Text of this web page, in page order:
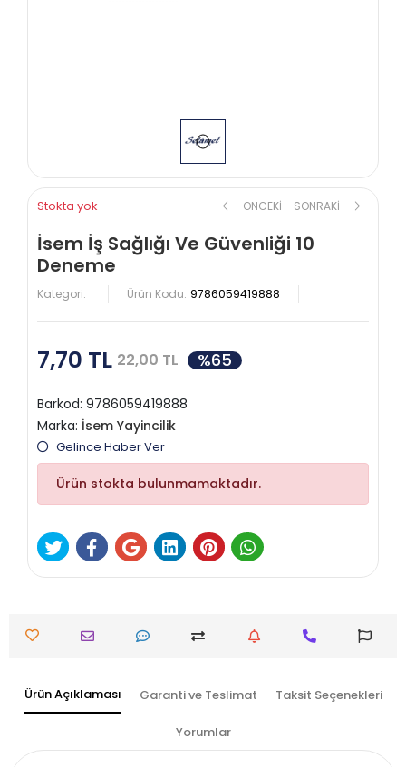
Stokta yok ONCEKI SONRAKI
İsem İş Sağlığı Ve Güvenliği 10
Deneme
Kategori: Ürün Kodu: 9786059419888
7,70 TL 22,00 TL %65
Barkod: 9786059419888
Marka: İsem Yayincilik
Gelince Haber Ver
Ürün stokta bulunmamaktadır.
Ürün Açıklaması Garanti ve Teslimat Taksit Seçenekleri
Yorumlar